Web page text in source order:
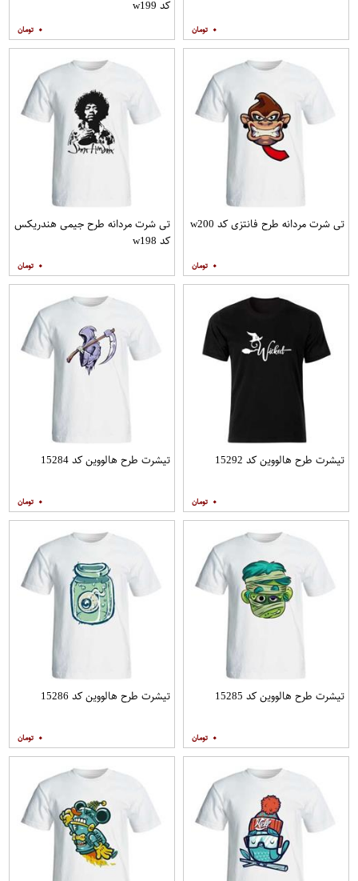
۰
کد w199
۰
تی شرت مردانه طرح فانتزی کد w200
۰
تی شرت مردانه طرح جیمی هندریکس
کد w198
۰
تیشرت طرح هالووین کد 15292
۰
تیشرت طرح هالووین کد 15284
۰
تیشرت طرح هالووین کد 15285
۰
تیشرت طرح هالووین کد 15286
۰